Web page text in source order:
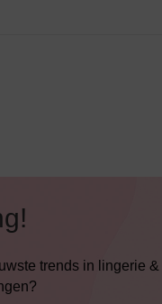
trends in lingerie &